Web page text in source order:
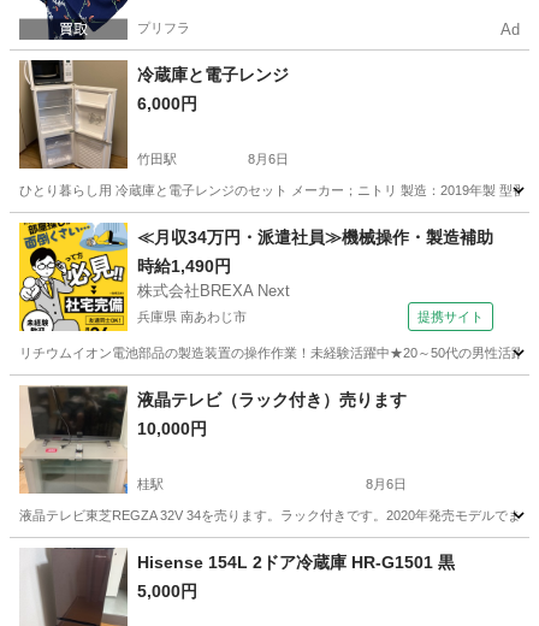
プリフラ Ad
冷蔵庫と電子レンジ
6,000円
竹田駅 8月6日
ひとり暮らし用 冷蔵庫と電子レンジのセット メーカー；ニトリ 製造：2019年製 型
京都 京都市 竹田駅 キッチン家電
≪月収34万円・派遣社員≫機械操作・製造補助
時給1,490円
株式会社BREXA Next
兵庫県 南あわじ市 提携サイト
リチウムイオン電池部品の製造装置の操作作業！未経験活躍中★20～50代の男性活
兵庫 南あわじ市 その他
液晶テレビ（ラック付き）売ります
10,000円
桂駅 8月6日
液晶テレビ東芝REGZA 32V 34を売ります。ラック付きです。2020年発売モデルでま
京都 京都市 ラック
Hisense 154L 2ドア冷蔵庫 HR-G1501 黒
5,000円